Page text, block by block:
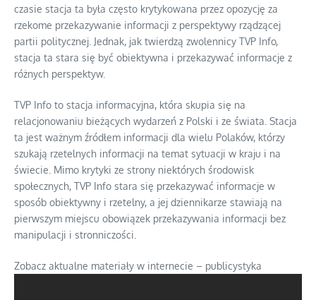
czasie stacja ta była często krytykowana przez opozycję za
rzekome przekazywanie informacji z perspektywy rządzącej
partii politycznej. Jednak, jak twierdzą zwolennicy TVP Info,
stacja ta stara się być obiektywna i przekazywać informacje z
różnych perspektyw.
TVP Info to stacja informacyjna, która skupia się na
relacjonowaniu bieżących wydarzeń z Polski i ze świata. Stacja
ta jest ważnym źródłem informacji dla wielu Polaków, którzy
szukają rzetelnych informacji na temat sytuacji w kraju i na
świecie. Mimo krytyki ze strony niektórych środowisk
społecznych, TVP Info stara się przekazywać informacje w
sposób obiektywny i rzetelny, a jej dziennikarze stawiają na
pierwszym miejscu obowiązek przekazywania informacji bez
manipulacji i stronniczości.
Zobacz aktualne materiały w internecie – publicystyka